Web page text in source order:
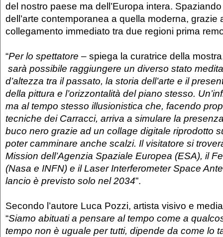
del nostro paese ma dell’Europa intera.
dell’arte contemporanea a quella moderna, grazie
collegamento immediato tra due regioni prima
“Per lo spettatore – spiega la curatrice della
sarà possibile raggiungere un diverso stato
d’altezza tra il passato, la storia dell’arte e il
della pittura e l’orizzontalità del piano stesso.
ma al tempo stesso illusionistica che, facendo
tecniche dei Carracci, arriva a simulare la
buco nero grazie ad un collage digitale riprodotto
poter camminare anche scalzi. Il visitatore si
Mission dell’Agenzia Spaziale Europea (ESA), il
(Nasa e INFN) e il Laser Interferometer Space
lancio è previsto solo nel 2034”.
Secondo l’autore Luca Pozzi, artista visivo e
“Siamo abituati a pensare al tempo come a
tempo non è uguale per tutti, dipende da come lo